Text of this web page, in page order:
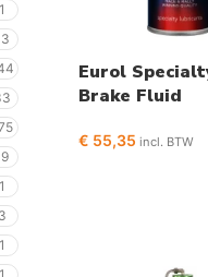
1
1
3
1
Eurol
Brake Fluid
€ 55,35 incl. BTW